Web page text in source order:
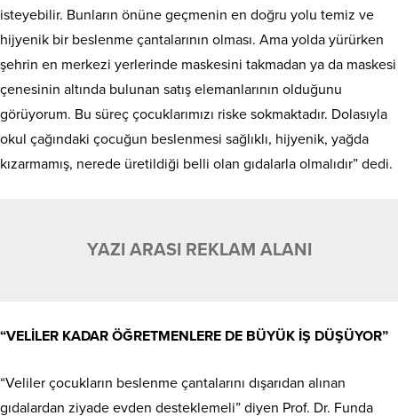
isteyebilir. Bunların önüne geçmenin en doğru yolu temiz ve
hijyenik bir beslenme çantalarının olması. Ama yolda yürürken
şehrin en merkezi yerlerinde maskesini takmadan ya da maskesi
çenesinin altında bulunan satış elemanlarının olduğunu
görüyorum. Bu süreç çocuklarımızı riske sokmaktadır. Dolasıyla
okul çağındaki çocuğun beslenmesi sağlıklı, hijyenik, yağda
kızarmamış, nerede üretildiği belli olan gıdalarla olmalıdır” dedi.
YAZI ARASI REKLAM ALANI
“VELİLER KADAR ÖĞRETMENLERE DE BÜYÜK İŞ DÜŞÜYOR”
“Veliler çocukların beslenme çantalarını dışarıdan alınan
gıdalardan ziyade evden desteklemeli” diyen Prof. Dr. Funda